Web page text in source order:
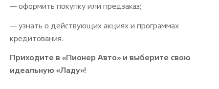
— оформить покупку или предзаказ;
— узнать о действующих акциях и программах
кредитования.
Приходите в «Пионер Авто» и выберите свою
идеальную «Ладу»!